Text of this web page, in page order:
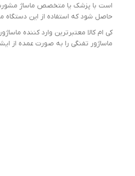
است با پزشک یا متخصص ماساژ مشورت
حاصل شود که استفاده از این دستگاه
کی ام کالا معتبرترین وارد کننده ماساژور
ماساژور تفنگی را به صورت عمده از ایشان